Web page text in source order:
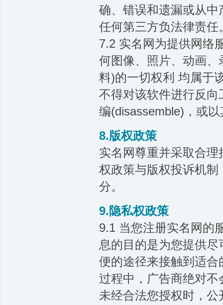
确、错误和遗漏或从
任何第三方负法律责任
7.2 实名网为提供网络
何图像、照片、动画
料)的一切权利 均属于
不得对该软件进行反向
编(disassemble)，或
8.版权政策
实名网尊重并采取合
权政策与版权投诉机
分。
9.隐私权政策
9.1 当您注册实名网的
息的目的是为您提供
便的途径来接触到适
过程中，广告商绝对
未经合法您授权时，